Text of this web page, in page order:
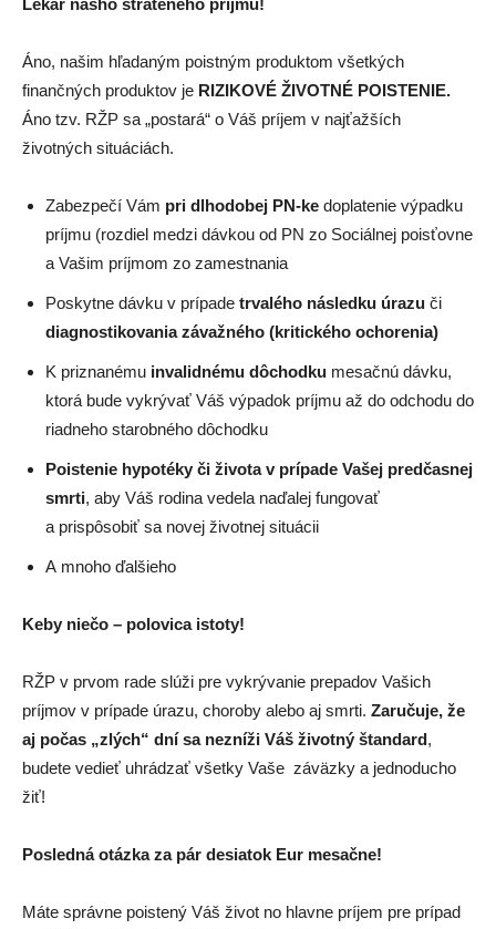
Áno, našim hľadaným poistným produktom všetkých
finančných produktov je RIZIKOVÉ ŽIVOTNÉ POISTENIE.
Áno tzv. RŽP sa „postará“ o Váš príjem v najťažších
životných situáciách.
Zabezpečí Vám pri dlhodobej PN-ke doplatenie výpadku
príjmu (rozdiel medzi dávkou od PN zo Sociálnej poisťovne
a Vašim príjmom zo zamestnania
Poskytne dávku v prípade trvalého následku úrazu či
diagnostikovania závažného (kritického ochorenia)
K priznanému invalidnému dôchodku mesačnú dávku,
ktorá bude vykrývať Váš výpadok príjmu až do odchodu do
riadneho starobného dôchodku
Poistenie hypotéky či života v prípade Vašej predčasnej
smrti, aby Váš rodina vedela naďalej fungovať
a prispôsobiť sa novej životnej situácii
A mnoho ďalšieho
Keby niečo – polovica istoty!
RŽP v prvom rade slúži pre vykrývanie prepadov Vašich
príjmov v prípade úrazu, choroby alebo aj smrti. Zaručuje, že
aj počas „zlých“ dní sa nezníži Váš životný štandard,
budete vedieť uhrádzať všetky Vaše záväzky a jednoducho
žiť!
Posledná otázka za pár desiatok Eur mesačne!
Máte správne poistený Váš život no hlavne príjem pre prípad